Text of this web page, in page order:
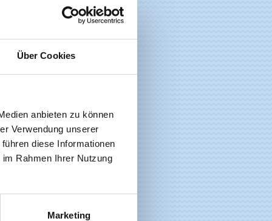
Über Cookies
anbieten zu können
Verwendung unserer
diese Informationen
Rahmen Ihrer Nutzung
Marketing